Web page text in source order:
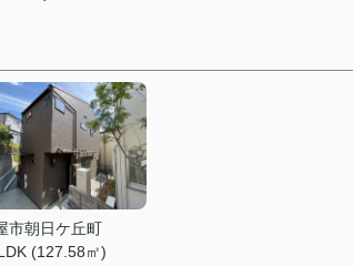
市朝日ケ丘町
(127.58㎡)